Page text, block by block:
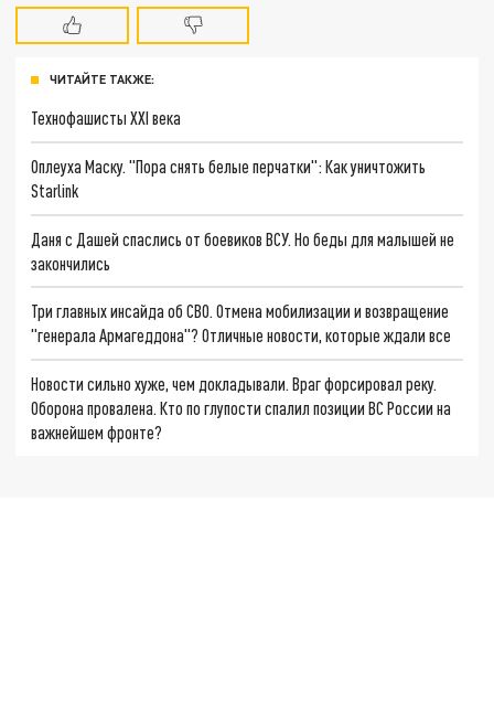
ЧИТАЙТЕ ТАКЖЕ:
Технофашисты XXI века
Оплеуха Маску. "Пора снять белые перчатки": Как уничтожить
Starlink
Даня с Дашей спаслись от боевиков ВСУ. Но беды для малышей не
закончились
Три главных инсайда об СВО. Отмена мобилизации и возвращение
"генерала Армагеддона"? Отличные новости, которые ждали все
Новости сильно хуже, чем докладывали. Враг форсировал реку.
Оборона провалена. Кто по глупости спалил позиции ВС России на
важнейшем фронте?